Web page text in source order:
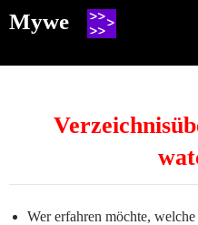
Mywe
SKIP
Wer erfahren möchte,